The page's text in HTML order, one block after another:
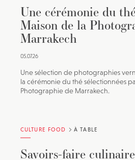
Une cérémonie du
Maison de la
Marrakech
05.07.26
Une sélection de photographies
la cérémonie du thé sélectionnées
Photographie de Marrakech.
CULTURE FOOD À TABLE
Savoirs-faire